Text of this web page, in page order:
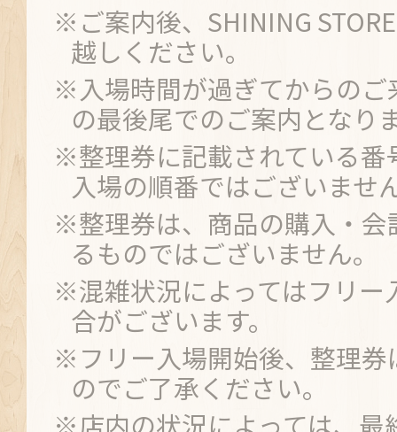
※ご案内後、SHINING
越しください。
※入場時間が過ぎてからのご
の最後尾でのご案内となり
※整理券に記載されている番
入場の順番ではございませ
※整理券は、商品の購入・会
るものではございません。
※混雑状況によってはフリー
合がございます。
※フリー入場開始後、整理券
のでご了承ください。
※店内の状況によっては、最